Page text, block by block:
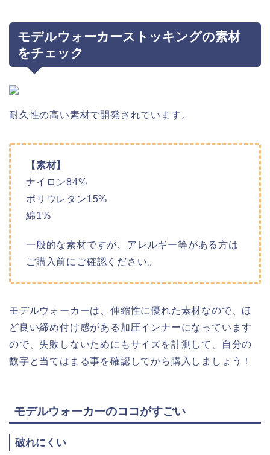
モデルウォーカーストッキングの素材
をチェック
耐久性の高い素材で開発されています。
【素材】
ナイロン84%
ポリウレタン15%
綿1%
一般的な素材ですが、アレルギー等がある方は
ご購入前にご確認ください。
モデルウォーカーは、伸縮性に優れた素材なので、ほ
ど良い締め付け感がある加圧インナーになっています
ので、失敗しないためにもサイズを計測して、自分の
数字と当てはまる事を確認してから購入しましょう！
モデルウォーカーのココがすごい
破れにくい